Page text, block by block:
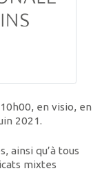
en visio, en
2021.
ainsi qu’à tous
mixtes